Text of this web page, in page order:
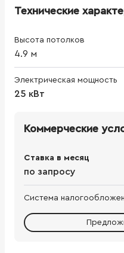
Технические
Высота потолков
4.9 м
Электрическая мощность
25 кВт
Коммерческие
Ставка в месяц
по запросу
Система